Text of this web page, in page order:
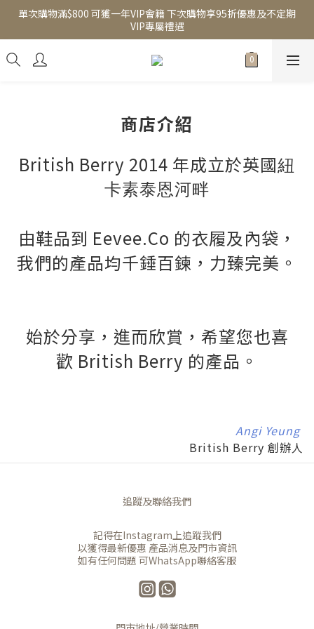
單次購物滿$800 可獲一年VIP會籍 下次購物享95折優惠及不定期
VIP專屬禮遇
商店介紹
British Berry 2014 年成立於英國紐
卡素泰恩河畔
由鞋品到 Eevee.Co 的衣履及內袋，
我們的產品均千錘百鍊，力臻完美。
始於分享，進而欣賞，希望您也喜
歡 British Berry 的產品。
Angi Yeung
British Berry 創辦人
追蹤及聯絡我們
記得在Instagram上追蹤我們
以獲得最新優惠 產品消息及門市資訊
如有任何問題 可WhatsApp聯絡客服